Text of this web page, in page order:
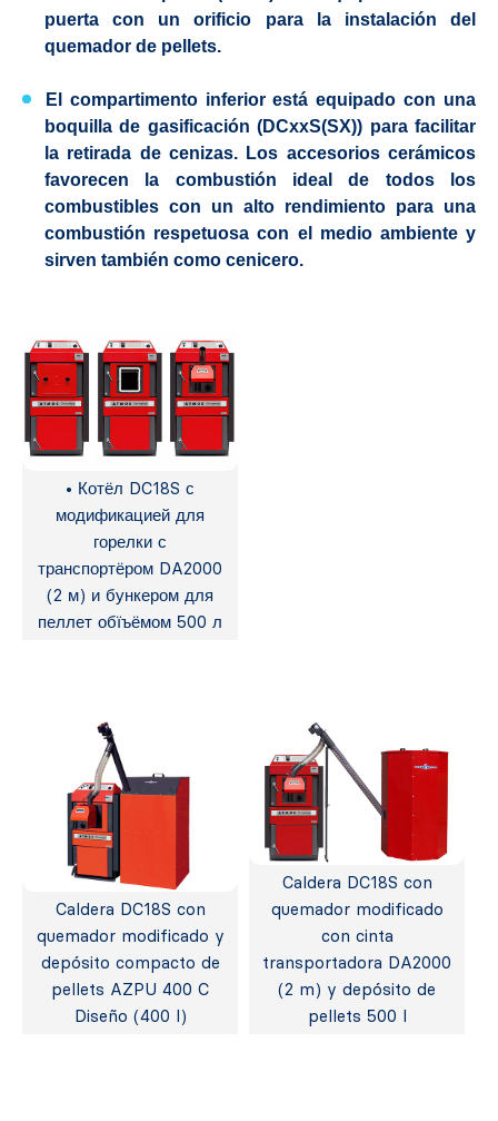
puerta con un orificio para la instalación del
quemador de pellets.
El compartimento inferior está equipado con una
boquilla de gasificación (DCxxS(SX)) para facilitar
la retirada de cenizas. Los accesorios cerámicos
favorecen la combustión ideal de todos los
combustibles con un alto rendimiento para una
combustión respetuosa con el medio ambiente y
sirven también como cenicero.
• Котёл DC18S с
модификацией для
горелки с
транспортёром DA2000
(2 м) и бункером для
пеллет обїъёмом 500 л
Caldera DC18S con
quemador modificado y
depósito compacto de
pellets AZPU 400 C
Diseño (400 l)
Caldera DC18S con
quemador modificado
con cinta
transportadora DA2000
(2 m) y depósito de
pellets 500 l